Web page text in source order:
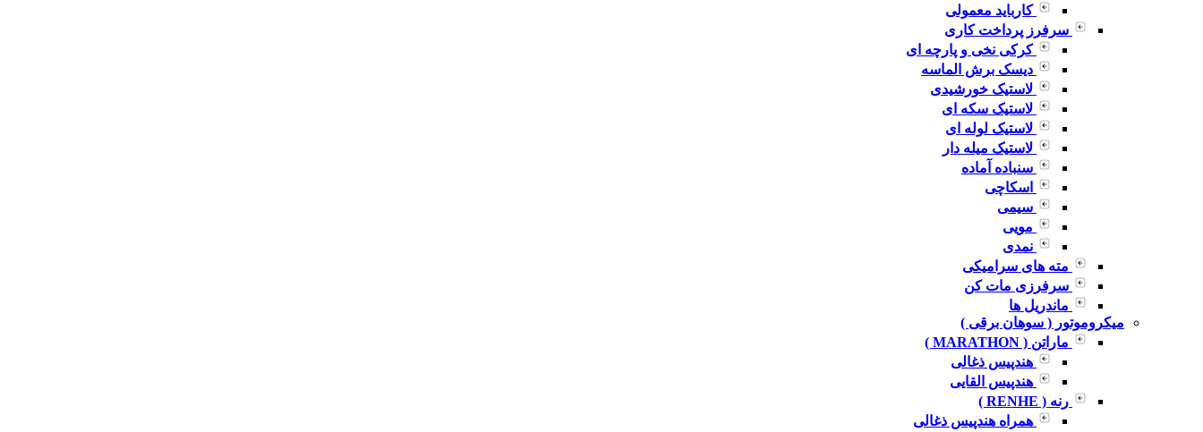
کارباید معمولی
سرفرز پرداخت کاری
کرکی نخی و پارچه ای
دیسک برش الماسه
لاستیک خورشیدی
لاستیک سکه ای
لاستیک لوله ای
لاستیک میله دار
سنباده آماده
اسکاچی
سیمی
مویی
نمدی
مته های سرامیکی
سرفرزی مات کن
ماندریل ها
میکروموتور ( سوهان برقی )
ماراتن ( MARATHON )
هندپیس ذغالی
هندپیس القایی
رنه ( RENHE )
همراه هندپیس ذغالی